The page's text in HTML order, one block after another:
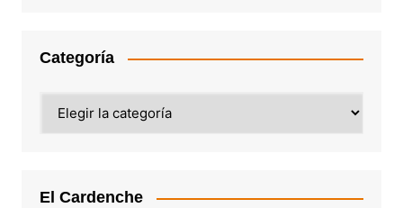
Categoría
El Cardenche